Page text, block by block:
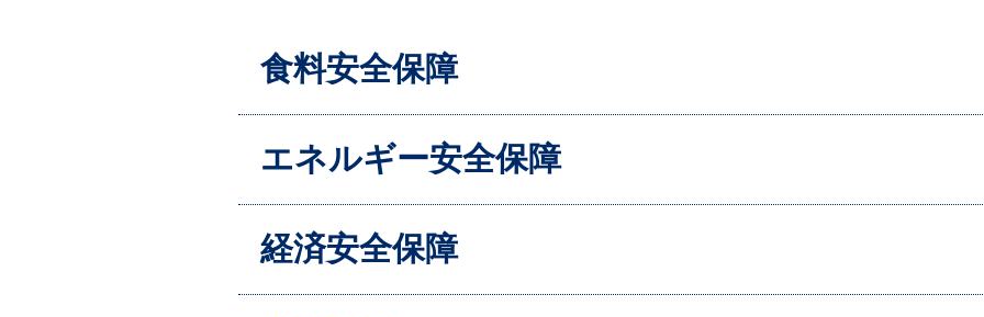
食料安全保障
エネルギー安全保障
経済安全保障